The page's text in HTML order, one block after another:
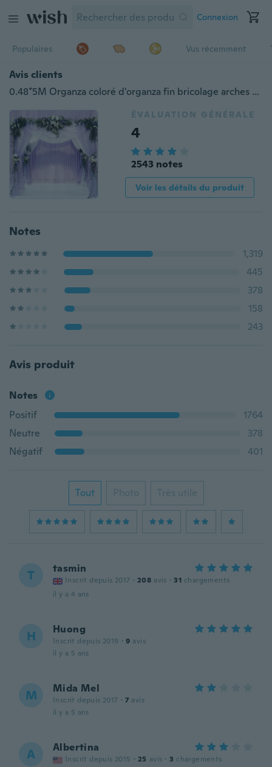
Connexion
Populaires Vus récemment
Avis clients
0.48*5M Organza coloré d'organza fin bricolage arches de fleurs Chaise de table Décoration de table Décoration de mariage Festival Party Supplies
ÉVALUATION GÉNÉRALE
4
2543 notes
Voir les détails du produit
Notes
1,319
445
378
158
243
Avis produit
Notes
Positif
1764
Neutre
378
Négatif
401
Tout Photo Très utile
T tasmin
Inscrit depuis 2017 · 208 avis · 31 chargements
il y a 4 ans
H Huong
Inscrit depuis 2019 · 9 avis
il y a 5 ans
M Mida Mel
Inscrit depuis 2017 · 7 avis
il y a 5 ans
A Albertina
Inscrit depuis 2015 · 25 avis · 3 chargements